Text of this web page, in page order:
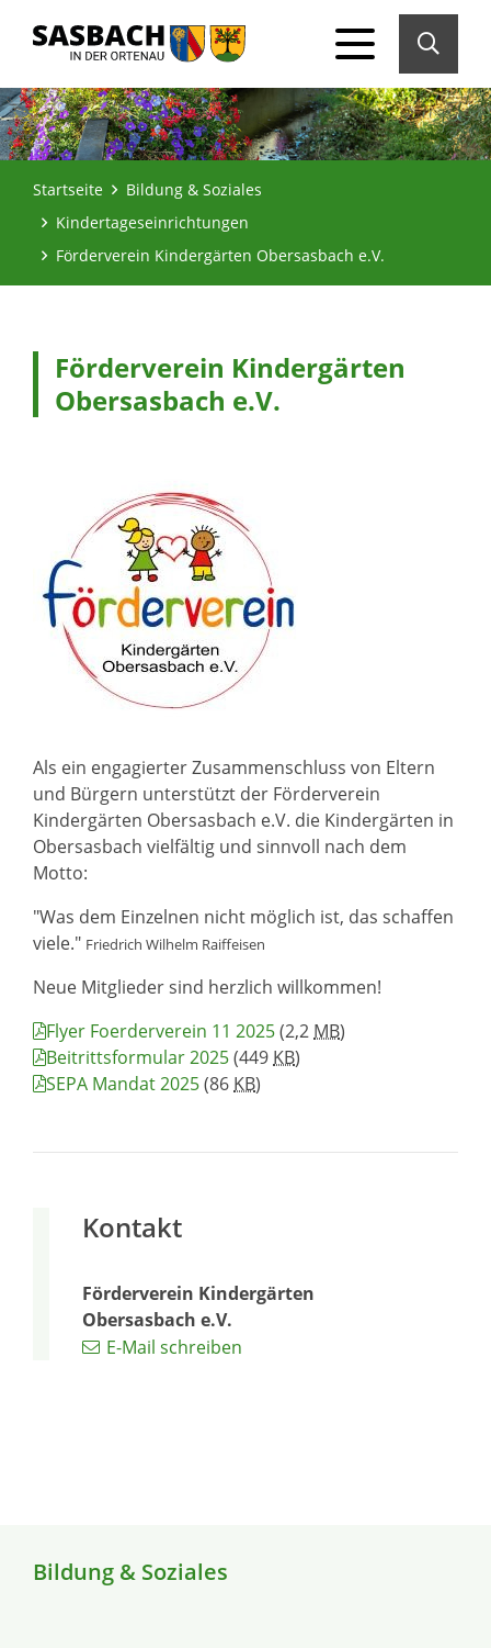
Startseite
Bildung & Soziales
Kindertageseinrichtungen
Förderverein Kindergärten Obersasbach e.V.
Bildung & Soziales
Förderverein Kindergärten
Obersasbach e.V.
Als ein engagierter Zusammenschluss von Eltern
und Bürgern unterstützt der Förderverein
Kindergärten Obersasbach e.V. die Kindergärten in
Obersasbach vielfältig und sinnvoll nach dem
Motto:
"Was dem Einzelnen nicht möglich ist, das schaffen
viele." Friedrich Wilhelm Raiffeisen
Neue Mitglieder sind herzlich willkommen!
Flyer Foerderverein 11 2025(2,2 MB)
Beitrittsformular 2025(449 KB)
SEPA Mandat 2025(86 KB)
Kontakt
Förderverein Kindergärten
Obersasbach e.V.
E-Mail schreiben